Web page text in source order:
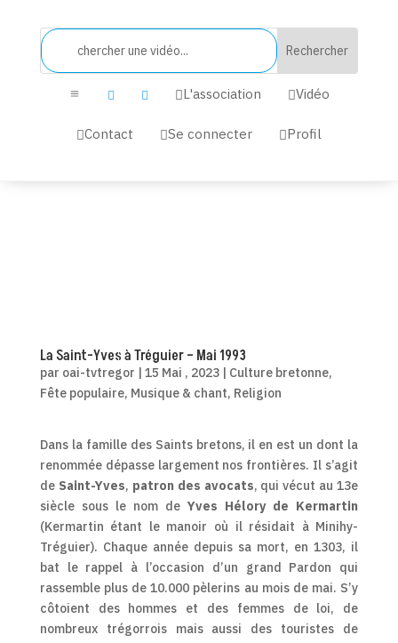
a   L'association Vidéo
Contact Se connecter Profil
La Saint-Yves à Tréguier – Mai 1993
par oai-tvtregor | 15 Mai , 2023| Culture bretonne,
Fête populaire, Musique & chant, Religion
Dans la famille des Saints bretons, il en est un dont la
renommée dépasse largement nos frontières. Il s’agit
de Saint-Yves, patron des avocats, qui vécut au 13e
siècle sous le nom deYves Hélory de Kermartin
(Kermartin étant le manoir où il résidait à Minihy-
Tréguier). Chaque année depuis sa mort, en 1303, il
bat le rappel à l’occasion d’un grand Pardon qui
rassemble plus de 10.000 pèlerins au mois de mai. S’y
côtoient des hommes et des femmes de loi, de
nombreux trégorrois mais aussi des touristes de